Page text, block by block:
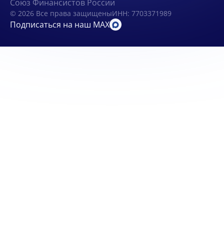
Союз Финансистов России
© 2026 Все права защищеныИНН: 7703371989
Подписаться на наш MAX